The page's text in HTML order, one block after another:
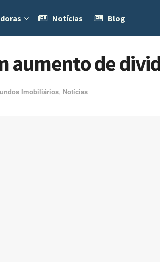
Notícias Blog
aumento de
Imobiliários, Notícias